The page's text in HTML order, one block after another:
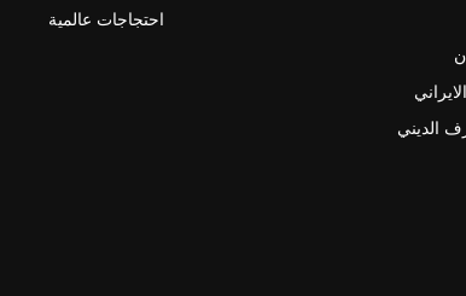
احتجاجات عالمية
الديني